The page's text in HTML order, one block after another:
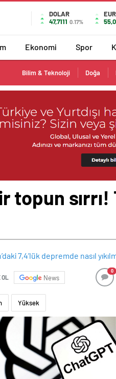
DOLAR
47,7111 0.17%
Ekonomi Spor
Bilim & Teknoloji Doğa
sırrı!
OL News
0
Yüksek